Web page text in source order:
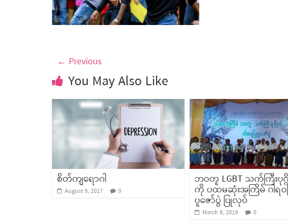
← Previous
You May Also Like
စိတ်ကျရောဂါ
August 9, 2017 0
ဘဝတူ LGBT သက်ကြီးပု
ကို ပထမဆုံးအကြိမ် ဂါရဝ
ပူဇော်ပွဲ ပြုလုပ်
March 9, 2019 0